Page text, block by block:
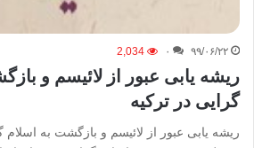
۹۹/۰۶/۲۲ ۰ 2,034
ریشه یابی عبور از لائیسم و
گرایی در ترکیه
ریشه یابی عبور از لائیسم و بازگشت به اسلام